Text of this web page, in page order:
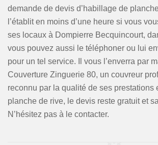
demande de devis d’habillage de
l’établit en moins d’une heure si vous
ses locaux à Dompierre Becquincourt,
vous pouvez aussi le téléphoner ou lui
pour un tel service. Il vous l’enverra par
Couverture Zinguerie 80, un couvreur
reconnu par la qualité de ses prestations
planche de rive, le devis reste gratuit et
N’hésitez pas à le contacter.